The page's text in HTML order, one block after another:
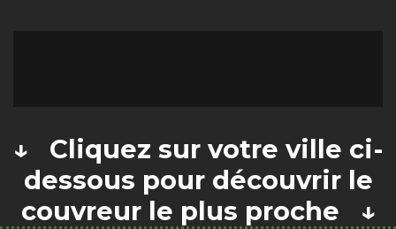
↓ Cliquez sur votre ville ci-
dessous pour découvrir le
couvreur le plus proche ↓